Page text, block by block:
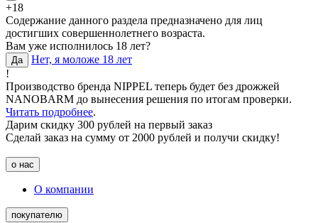
+18
Содержание данного раздела предназначено для лиц
достигших совершеннолетнего возраста.
Вам уже исполнилось 18 лет?
Да
Нет, я моложе 18 лет
!
Производство бренда NIPPEL теперь будет без дрожжей
NANOBARM до вынесения решения по итогам проверки.
Читать подробнее.
Дарим скидку 300 рублей на первый заказ
Сделай заказ на сумму от 2000 рублей и получи скидку!
о нас
О компании
покупателю